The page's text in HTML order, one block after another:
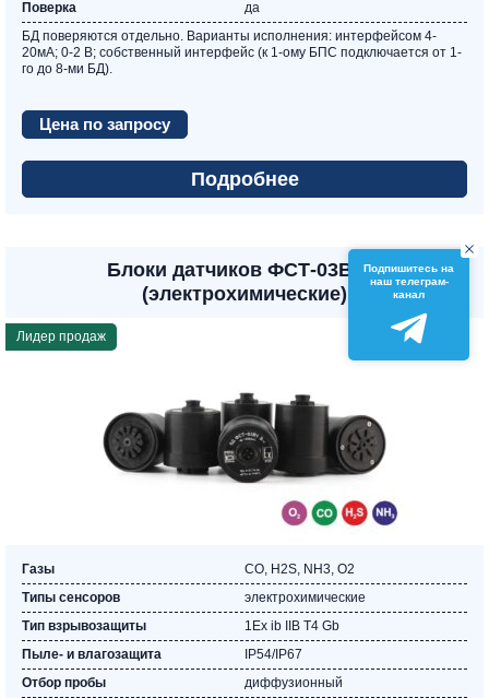
Поверка
да
БД поверяются отдельно. Варианты исполнения: интерфейсом 4-
20мА; 0-2 В; собственный интерфейс (к 1-ому БПС подключается от 1-
го до 8-ми БД).
Цена по запросу
Подробнее
Блоки датчиков ФСТ-03В1 Э
(электрохимические)
Лидер продаж
Газы
CO, Н2S, NH3, O2
Типы сенсоров
электрохимические
Тип взрывозащиты
1Ex ib IIB T4 Gb
Пыле- и влагозащита
IP54/IP67
Отбор пробы
диффузионный
Подпишитесь на
наш телеграм-
канал